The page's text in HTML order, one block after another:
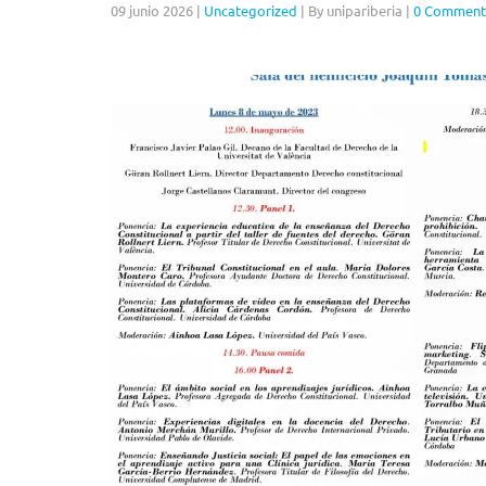
09 junio 2026 | Uncategorized | By unipariberia | 0